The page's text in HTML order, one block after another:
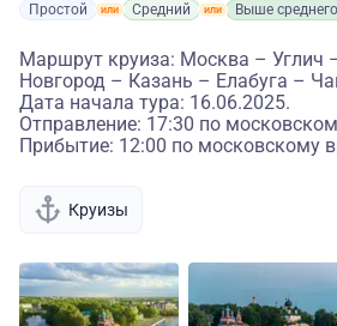
Простой Средний Выше среднего
Маршрут круиза: Москва – Углич
Новгород – Казань – Елабуга –
Дата начала тура: 16.06.2025.
Отправление: 17:30 по
Прибытие: 12:00 по московскому
Круизы